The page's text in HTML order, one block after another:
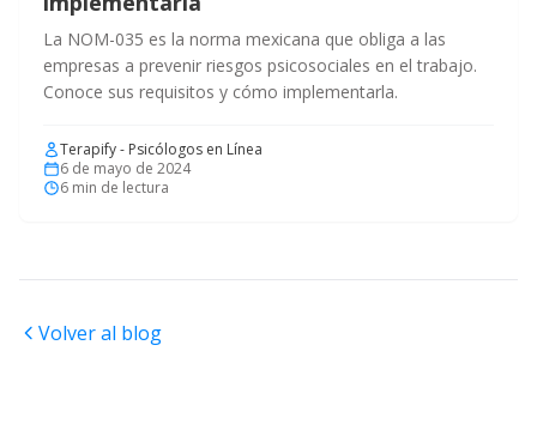
La NOM-035 es la norma mexicana que obliga a las
empresas a prevenir riesgos psicosociales en el trabajo.
Conoce sus requisitos y cómo implementarla.
Terapify - Psicólogos en Línea
6 de mayo de 2024
6 min de lectura
Volver al blog